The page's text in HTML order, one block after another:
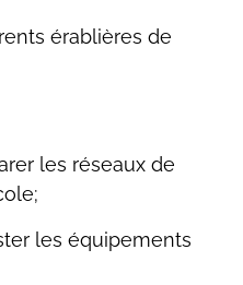
érablières de
les réseaux de
les équipements